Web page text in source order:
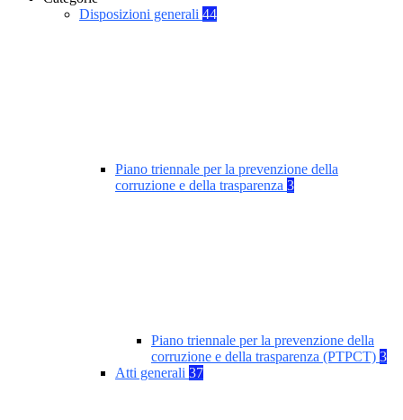
Disposizioni generali 44
Piano triennale per la prevenzione della
corruzione e della trasparenza 3
Piano triennale per la prevenzione della
corruzione e della trasparenza (PTPCT) 3
Atti generali 37